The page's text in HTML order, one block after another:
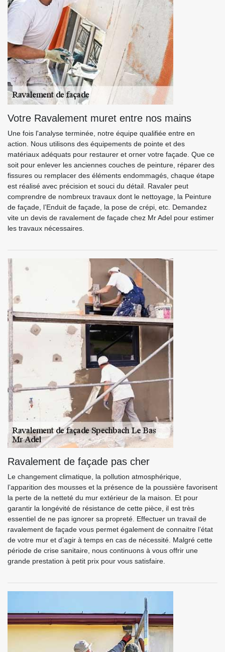
Votre Ravalement muret entre nos mains
Une fois l'analyse terminée, notre équipe qualifiée entre en
action. Nous utilisons des équipements de pointe et des
matériaux adéquats pour restaurer et orner votre façade. Que ce
soit pour enlever les anciennes couches de peinture, réparer des
fissures ou remplacer des éléments endommagés, chaque étape
est réalisé avec précision et souci du détail. Ravaler peut
comprendre de nombreux travaux dont le nettoyage, la Peinture
de façade, l’Enduit de façade, la pose de crépi, etc. Demandez
vite un devis de ravalement de façade chez Mr Adel pour estimer
les travaux nécessaires.
Ravalement de façade pas cher
Le changement climatique, la pollution atmosphérique,
l’apparition des mousses et la présence de la poussière favorisent
la perte de la netteté du mur extérieur de la maison. Et pour
garantir la longévité de résistance de cette pièce, il est très
essentiel de ne pas ignorer sa propreté. Effectuer un travail de
ravalement de façade vous permet également de connaitre l’état
de votre mur et d’agir à temps en cas de nécessité. Malgré cette
période de crise sanitaire, nous continuons à vous offrir une
grande prestation à petit prix pour vous satisfaire.